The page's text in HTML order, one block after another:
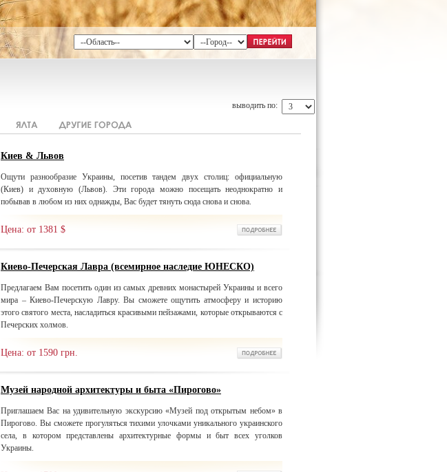
выводить по:
Киев & Львов
Ощути разнообразие Украины, посетив тандем двух столиц: официальную
(Киев) и духовную (Львов). Эти города можно посещать неоднократно и
побывав в любом из них однажды, Вас будет тянуть сюда снова и снова.
Цена: от 1381 $
Киево-Печерская Лавра (всемирное наследие ЮНЕСКО)
Предлагаем Вам посетить один из самых древних монастырей Украины и всего
мира – Киево-Печерскую Лавру. Вы сможете ощутить атмосферу и историю
этого святого места, насладиться красивыми пейзажами, которые открываются с
Печерских холмов.
Цена: от 1590 грн.
Музей народной архитектуры и быта «Пирогово»
Приглашаем Вас на удивительную экскурсию «Музей под открытым небом» в
Пирогово. Вы сможете прогуляться тихими улочками уникального украинского
села, в котором представлены архитектурные формы и быт всех уголков
Украины.